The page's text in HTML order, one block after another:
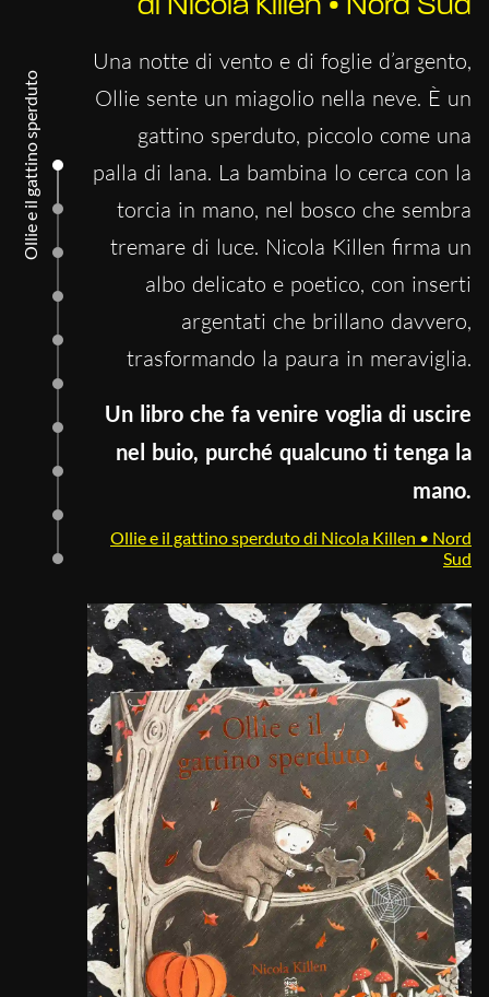
Ollie e il gattino sperduto
di Nicola Killen • Nord Sud
Una notte di vento e di foglie d’argento,
Ollie sente un miagolio nella neve. È un
gattino sperduto, piccolo come una
palla di lana. La bambina lo cerca con la
torcia in mano, nel bosco che sembra
tremare di luce. Nicola Killen firma un
albo delicato e poetico, con inserti
argentati che brillano davvero,
trasformando la paura in meraviglia.
Un libro che fa venire voglia di uscire
nel buio, purché qualcuno ti tenga la
mano.
Ollie e il gattino sperduto di Nicola Killen • Nord
Sud